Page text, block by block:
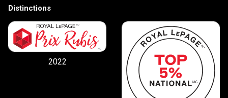
Distinctions
2022